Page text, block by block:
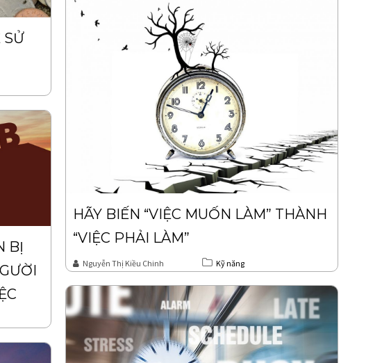
SỬ
HÃY BIẾN “VIỆC MUỐN LÀM” THÀNH
“VIỆC PHẢI LÀM”
Nguyễn Thị Kiều Chinh Kỹ năng
BỊ